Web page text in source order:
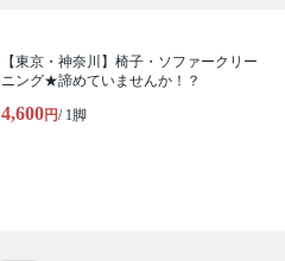
【東京・神奈川】椅子・ソファークリー
ニング★諦めていませんか！？
4,600円/ 1脚